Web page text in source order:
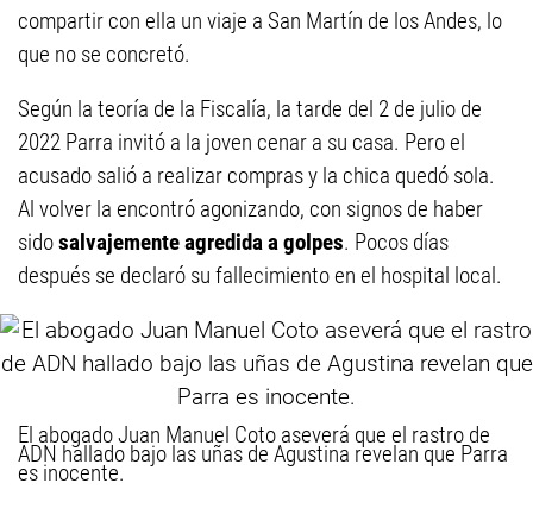
compartir con ella un viaje a San Martín de los Andes, lo
que no se concretó.
Según la teoría de la Fiscalía, la tarde del 2 de julio de
2022 Parra invitó a la joven cenar a su casa. Pero el
acusado salió a realizar compras y la chica quedó sola.
Al volver la encontró agonizando, con signos de haber
sidosalvajemente agredida a golpes. Pocos días
después se declaró su fallecimiento en el hospital local.
El abogado Juan Manuel Coto aseverá que el rastro de
ADN hallado bajo las uñas de Agustina revelan que Parra
es inocente.